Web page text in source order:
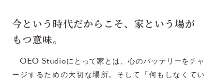
今という時代だからこそ、家という場が
もつ意味。
OEO Studioにとって家とは、心のバッテリーをチャ
ージするための大切な場所。そして「何もしなくてい